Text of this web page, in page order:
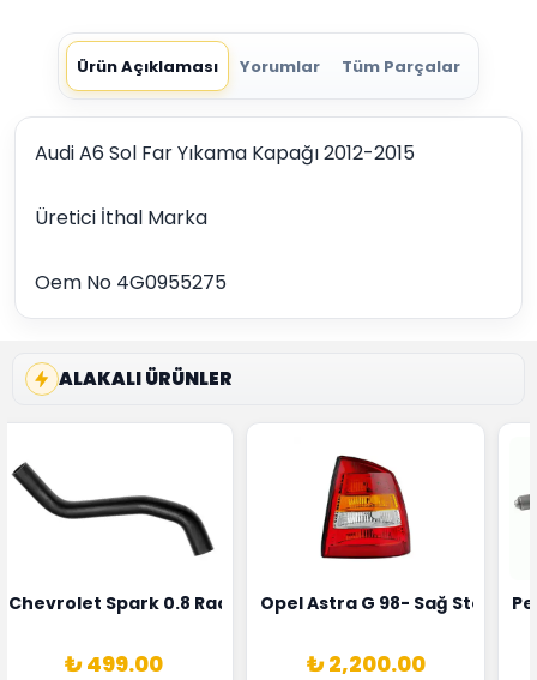
Ürün Açıklaması Yorumlar Tüm Parçalar
Audi A6 Sol Far Yıkama Kapağı 2012-2015
Üretici İthal Marka
Oem No 4G0955275
ALAKALI ÜRÜNLER
1628HN-0258010081
Alternatörü Valeo Marka 05E903018G
Chevrolet Spark 0.8 Radyatör Üst Hortumu Rapro Marka
₺ 499.00
Opel Astra G 98- Sağ Stop
₺ 2,200.00